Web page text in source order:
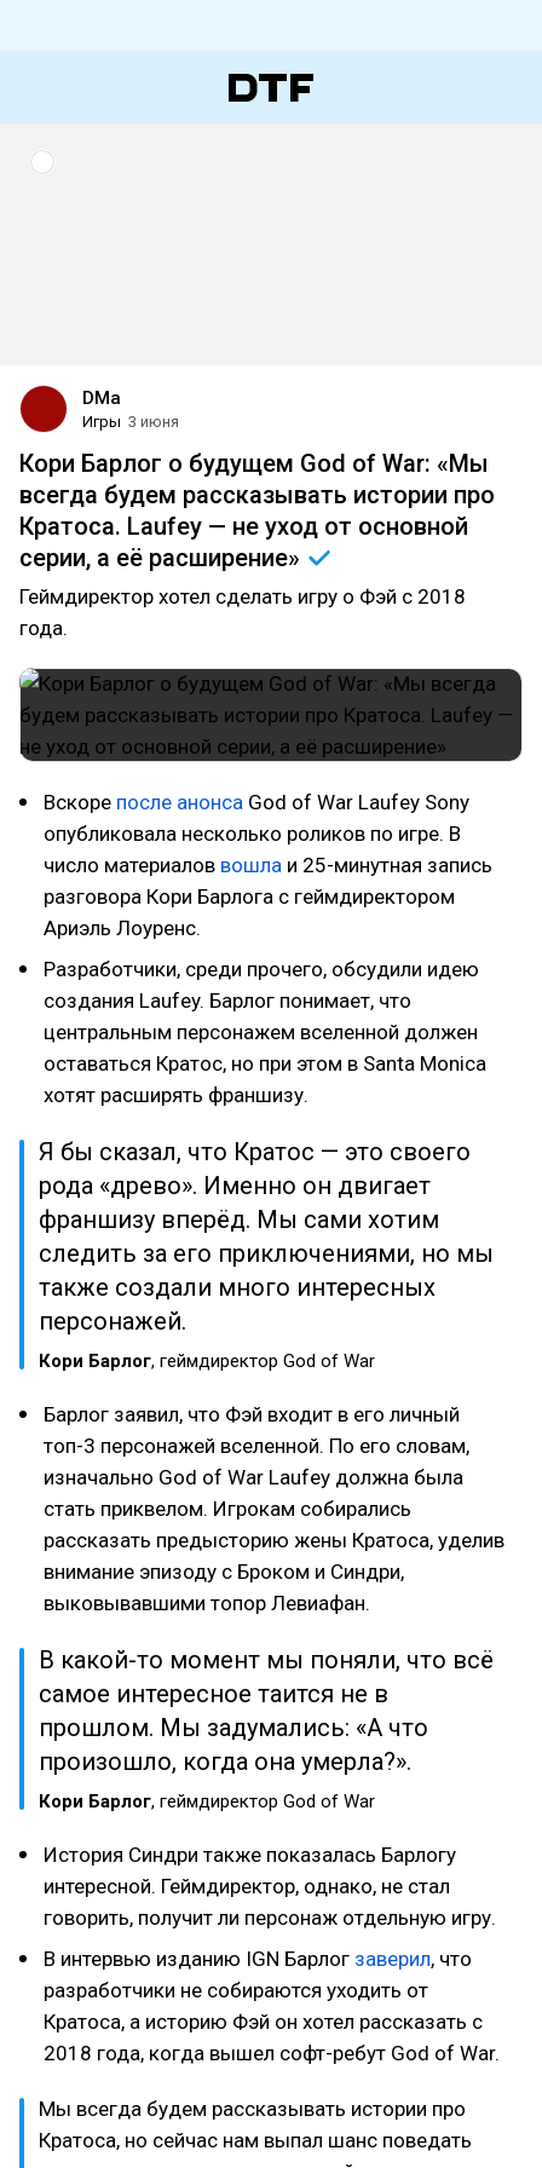
DMa
Игры 3 июня
Кори Барлог о будущем God of War: «Мы
всегда будем рассказывать истории про
Кратоса. Laufey — не уход от основной
серии, а её расширение»
Геймдиректор хотел сделать игру о Фэй с 2018
года.
Вскоре после анонса God of War Laufey Sony
опубликовала несколько роликов по игре. В
число материалов вошла и 25-минутная запись
разговора Кори Барлога с геймдиректором
Ариэль Лоуренс.
Разработчики, среди прочего, обсудили идею
создания Laufey. Барлог понимает, что
центральным персонажем вселенной должен
оставаться Кратос, но при этом в Santa Monica
хотят расширять франшизу.
Я бы сказал, что Кратос — это своего
рода «древо». Именно он двигает
франшизу вперёд. Мы сами хотим
следить за его приключениями, но мы
также создали много интересных
персонажей.
Кори Барлог, геймдиректор God of War
Барлог заявил, что Фэй входит в его личный
топ-3 персонажей вселенной. По его словам,
изначально God of War Laufey должна была
стать приквелом. Игрокам собирались
рассказать предысторию жены Кратоса, уделив
внимание эпизоду с Броком и Синдри,
выковывавшими топор Левиафан.
В какой-то момент мы поняли, что всё
самое интересное таится не в
прошлом. Мы задумались: «А что
произошло, когда она умерла?».
Кори Барлог, геймдиректор God of War
История Синдри также показалась Барлогу
интересной. Геймдиректор, однако, не стал
говорить, получит ли персонаж отдельную игру.
В интервью изданию IGN Барлог заверил, что
разработчики не собираются уходить от
Кратоса, а историю Фэй он хотел рассказать с
2018 года, когда вышел софт-ребут God of War.
Мы всегда будем рассказывать истории про
Кратоса, но сейчас нам выпал шанс поведать